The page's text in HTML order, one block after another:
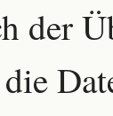
der